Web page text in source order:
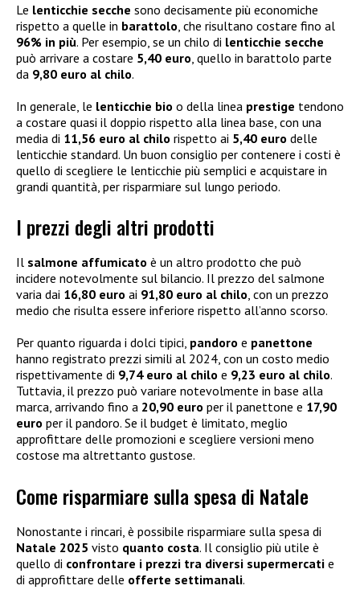
Le lenticchie secche sono decisamente più economiche
rispetto a quelle in barattolo , che risultano costare fino al
96% in più. Per esempio, se un chilo di lenticchie secche
può arrivare a costare 5,40 euro , quello in barattolo parte
da 9,80 euro al chilo.
In generale, le lenticchie bio o della linea prestige tendono
a costare quasi il doppio rispetto alla linea base, con una
media di 11,56 euro al chilo rispetto ai 5,40 euro delle
lenticchie standard. Un buon consiglio per contenere i costi è
quello di scegliere le lenticchie più semplici e acquistare in
grandi quantità, per risparmiare sul lungo periodo.
I prezzi degli altri prodotti
Il salmone affumicato è un altro prodotto che può
incidere notevolmente sul bilancio. Il prezzo del salmone
varia dai 16,80 euro ai 91,80 euro al chilo, con un prezzo
medio che risulta essere inferiore rispetto all’anno scorso.
Per quanto riguarda i dolci tipici, pandoro e panettone
hanno registrato prezzi simili al 2024, con un costo medio
rispettivamente di 9,74 euro al chilo e 9,23 euro al chilo.
Tuttavia, il prezzo può variare notevolmente in base alla
marca, arrivando fino a 20,90 euro per il panettone e 17,90
euro per il pandoro. Se il budget è limitato, meglio
approfittare delle promozioni e scegliere versioni meno
costose ma altrettanto gustose.
Come risparmiare sulla spesa di Natale
Nonostante i rincari, è possibile risparmiare sulla spesa di
Natale 2025 visto quanto costa. Il consiglio più utile è
quello di confrontare i prezzi tra diversi supermercati e
di approfittare delle offerte settimanali.